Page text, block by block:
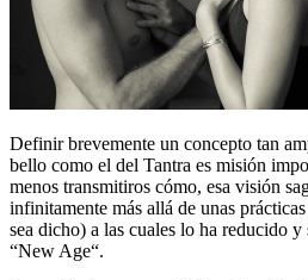
Definir brevemente un concepto tan
bello como el del Tantra es misión
menos transmitiros cómo, esa visión
infinitamente más allá de unas
sea dicho) a las cuales lo ha reducido
“New Age“.